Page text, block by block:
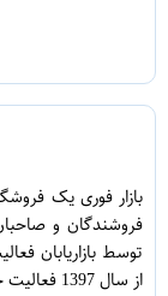
بازار فوری یک
فروشندگان و
توسط بازاریابان
از سال 1397 فعالیت خود را آغاز نموده است.